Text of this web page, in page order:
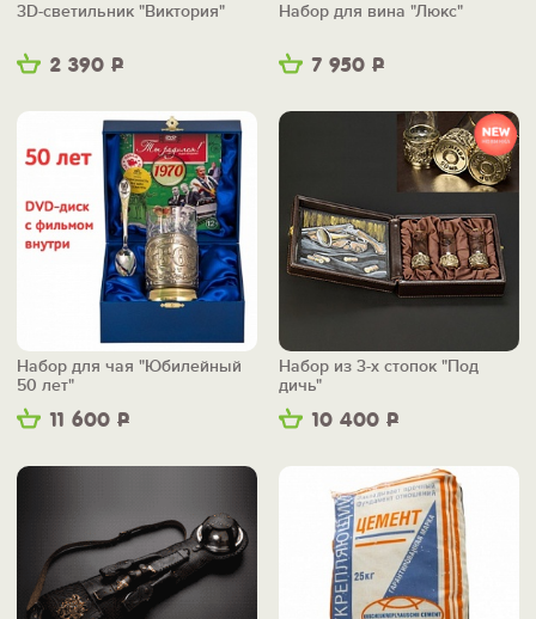
2 390 Р
3D-светильник "Виктория"
7 950 Р
Набор для вина "Люкс"
11 600 Р
Набор для чая "Юбилейный
50 лет"
10 400 Р
Набор из 3-х стопок "Под
дичь"